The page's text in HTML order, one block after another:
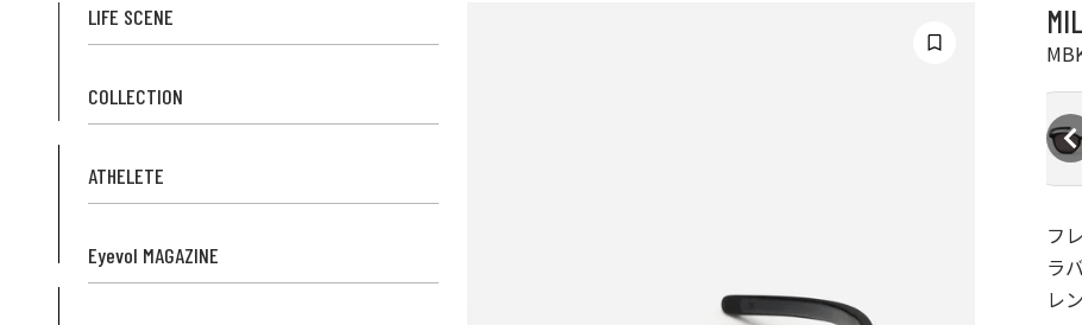
LIFE SCENE
COLLECTION
ATHELETE
Eyevol MAGAZINE
フ
ラ
レ